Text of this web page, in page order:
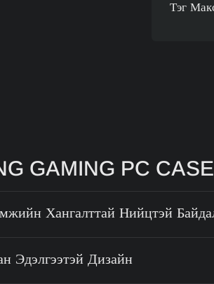
Тэг
GAMING PC
Хангалттай Нийцтэй
Эдэлгээтэй Дизайн